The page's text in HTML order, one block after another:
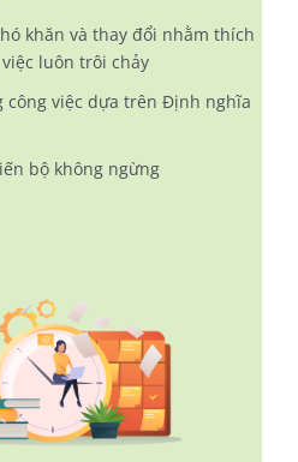
khăn và thay đổi nhằm thích
luôn trôi chảy
công việc dựa trên Định nghĩa
bộ không ngừng